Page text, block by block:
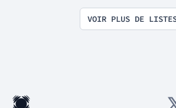
VOIR PLUS DE